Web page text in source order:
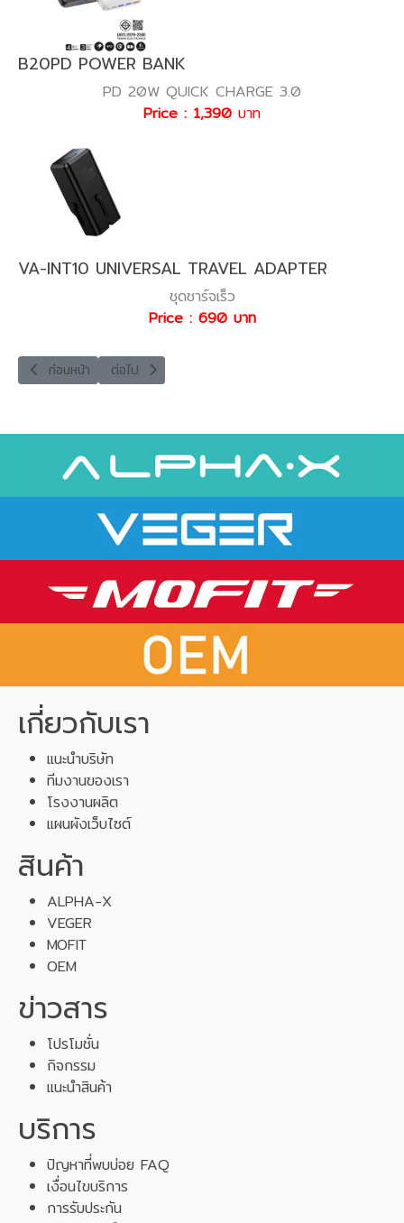
B20PD POWER BANK
PD 20W QUICK CHARGE 3.0
Price : 1,390 บาท
VA-INT10 UNIVERSAL TRAVEL ADAPTER
ชุดชาร์จเร็ว
Price : 690 บาท
เนื้อหาก่อนหน้า: VEGER VPC15-02PD Pro [Disney Collection]
ก่อนหน้า เนื้อหาถัดไป: VEGER VPC15-03PD PRO
ต่อไป
เกี่ยวกับเรา
แนะนำบริษัท
ทีมงานของเรา
โรงงานผลิต
แผนผังเว็บไซต์
สินค้า
ALPHA-X
VEGER
MOFIT
OEM
ข่าวสาร
โปรโมชั่น
กิจกรรม
แนะนำสินค้า
บริการ
ปัญหาที่พบบ่อย FAQ
เงื่อนไขบริการ
การรับประกัน